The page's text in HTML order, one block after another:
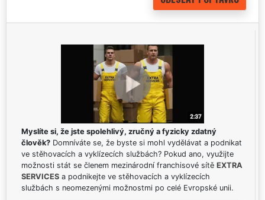
Myslíte si, že jste spolehlivý, zručný a fyzicky zdatný
člověk? Domníváte se, že byste si mohl vydělávat a podnikat
ve stěhovacích a vyklízecích službách? Pokud ano, využijte
možnosti stát se členem mezinárodní franchisové sítě EXTRA
SERVICES a podnikejte ve stěhovacích a vyklízecích
službách s neomezenými možnostmi po celé Evropské unii.